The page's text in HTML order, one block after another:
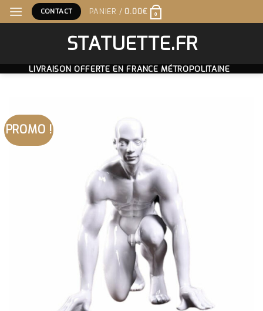
Skip
to
CONTACT PANIER / 0.00€ 0
STATUETTE.FR
LIVRAISON OFFERTE EN FRANCE MÉTROPOLITAINE
PROMO !